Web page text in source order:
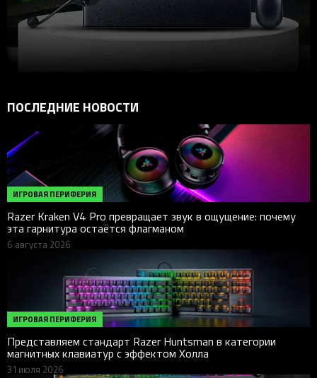
ПОСЛЕДНИЕ НОВОСТИ
ИГРОВАЯ ПЕРИФЕРИЯ
Razer Kraken V4 Pro превращает звук в ощущение: почему
эта гарнитура остаётся флагманом
6 августа 2026
ИГРОВАЯ ПЕРИФЕРИЯ
Представляем стандарт Razer Huntsman в категории
магнитных клавиатур с эффектом Холла
31 июля 2026